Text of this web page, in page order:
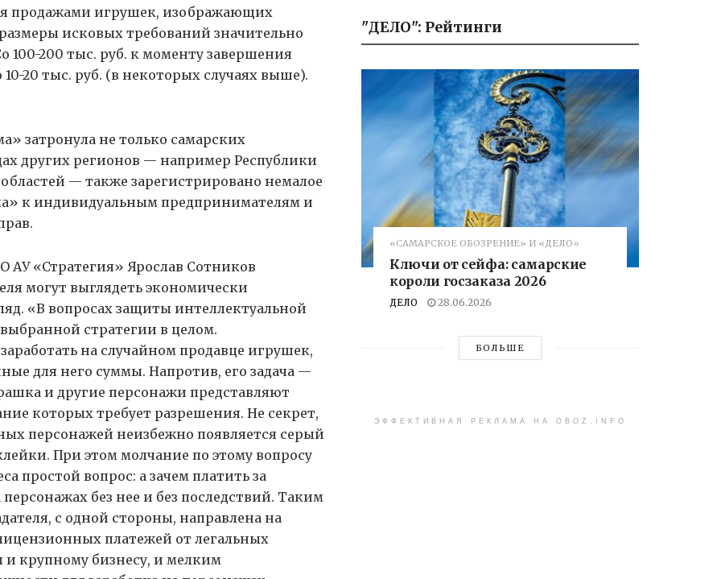
продажами игрушек, изображающих
исковых требований значительно
100-200 тыс. руб. к моменту завершения
20 тыс. руб. (в некоторых случаях выше).
затронула не только самарских
других регионов — например Республики
— также зарегистрировано немалое
к индивидуальным предпринимателям и
«Стратегия» Ярослав Сотников
могут выглядеть экономически
«В вопросах защиты интеллектуальной
стратегии в целом.
на случайном продавце игрушек,
для него суммы. Напротив, его задача —
и другие персонажи представляют
которых требует разрешения. Не секрет,
персонажей неизбежно появляется серый
При этом молчание по этому вопросу
простой вопрос: а зачем платить за
без нее и без последствий. Таким
с одной стороны, направлена на
платежей от легальных
и крупному бизнесу, и мелким
"ДЕЛО": Рейтинги
«САМАРСКОЕ ОБОЗРЕНИЕ» И «ДЕЛО»
Ключи от сейфа: самарские
короли госзаказа 2026
ДЕЛО 28.06.2026
БОЛЬШЕ
ЭФФЕКТИВНАЯ РЕКЛАМА НА OBOZ.INFO